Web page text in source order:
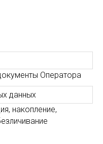
Оператора
данных
накопление,